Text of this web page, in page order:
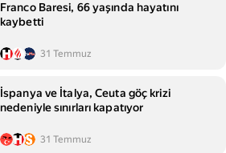
Franco Baresi, 66 yaşında hayatını
kaybetti
31 Temmuz
İspanya ve İtalya, Ceuta göç krizi
nedeniyle sınırları kapatıyor
31 Temmuz